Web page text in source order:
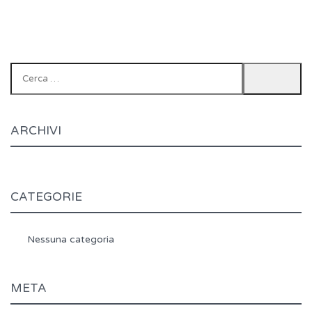
ARCHIVI
CATEGORIE
Nessuna categoria
META